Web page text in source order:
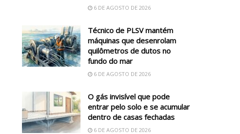
6 DE AGOSTO DE 2026
Técnico de PLSV mantém
máquinas que desenrolam
quilômetros de dutos no
fundo do mar
6 DE AGOSTO DE 2026
O gás invisível que pode
entrar pelo solo e se acumular
dentro de casas fechadas
6 DE AGOSTO DE 2026